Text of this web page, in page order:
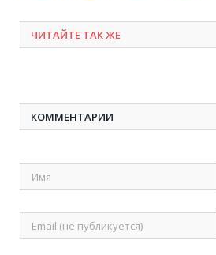
ЧИТАЙТЕ ТАК ЖЕ
КОММЕНТАРИИ